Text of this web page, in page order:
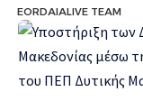
EORDAIALIVE TEAM